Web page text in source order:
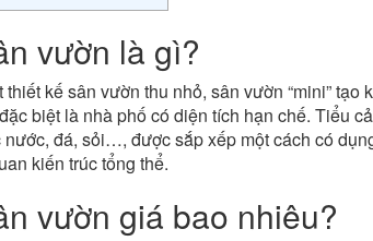
vườn là gì?
thiết kế sân vườn thu nhỏ, sân vườn “mini”
biệt là nhà phố có diện tích hạn chế. Tiểu
đá, sỏi…, được sắp xếp một cách có
kiến trúc tổng thể.
vườn giá bao nhiêu?